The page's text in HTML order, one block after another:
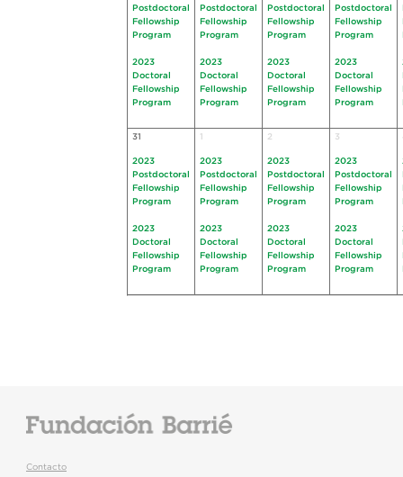
Postdoctoral
Fellowship
Program
2023
Doctoral
Fellowship
Program
Postdoctoral
Fellowship
Program
2023
Doctoral
Fellowship
Program
Postdoctoral
Fellowship
Program
2023
Doctoral
Fellowship
Program
Postdoctoral
Fellowship
Program
2023
Doctoral
Fellowship
Program
31
2023
Postdoctoral
Fellowship
Program
2023
Doctoral
Fellowship
Program
2023
Postdoctoral
Fellowship
Program
2023
Doctoral
Fellowship
Program
2
2023
Postdoctoral
Fellowship
Program
2023
Doctoral
Fellowship
Program
3
2023
Postdoctoral
Fellowship
Program
2023
Doctoral
Fellowship
Program
Contacto